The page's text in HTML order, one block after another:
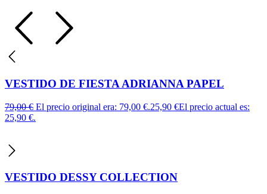
VESTIDO DE FIESTA ADRIANNA PAPEL
79,00€ El precio original era: 79,00 €.25,90 €El precio actual es:
25,90 €.
VESTIDO DESSY COLLECTION